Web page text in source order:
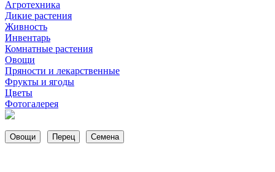
Агротехника
Дикие растения
Живность
Инвентарь
Комнатные растения
Овощи
Пряности и лекарственные
Фрукты и ягоды
Цветы
Фотогалерея